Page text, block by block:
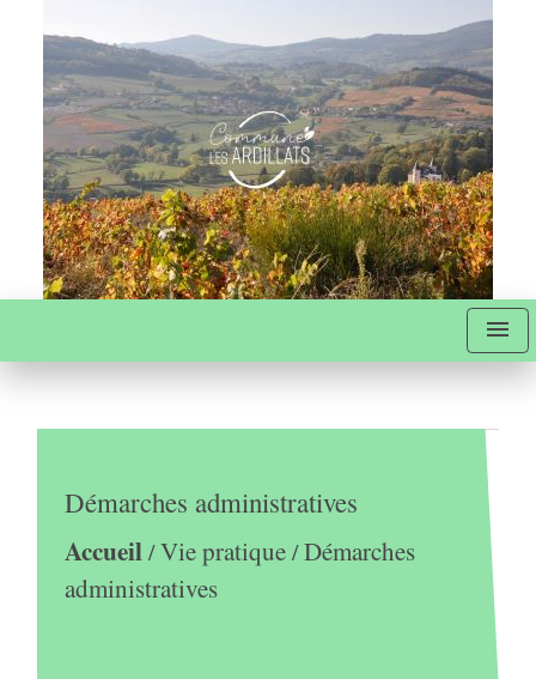
menu
Démarches administratives
Accueil/Vie pratique/Démarches
administratives